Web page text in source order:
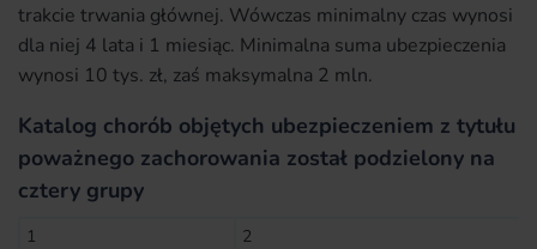
trakcie trwania głównej. Wówczas minimalny czas wynosi
dla niej 4 lata i 1 miesiąc. Minimalna suma ubezpieczenia
wynosi 10 tys. zł, zaś maksymalna 2 mln.
Katalog chorób objętych ubezpieczeniem z tytułu
poważnego zachorowania został podzielony na
cztery grupy
1 2